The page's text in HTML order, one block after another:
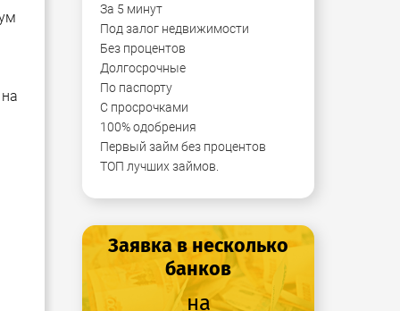
За 5 минут
Под залог недвижимости
Без процентов
Долгосрочные
По паспорту
С просрочками
100% одобрения
Первый займ без процентов
ТОП лучших займов.
Заявка в несколько
банков
на